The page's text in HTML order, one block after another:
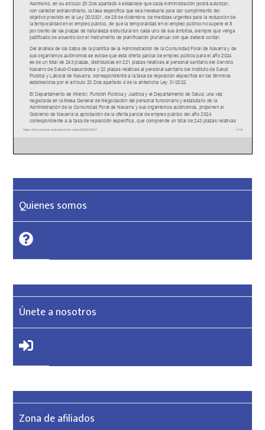
Quienes somos
Únete a nosotros
Zona de afiliados